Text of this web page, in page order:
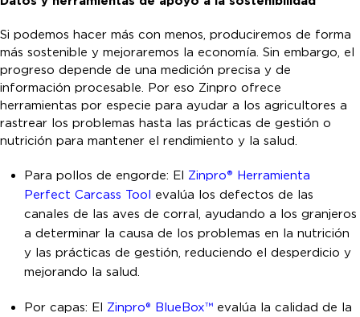
Si podemos hacer más con menos, produciremos de forma
más sostenible y mejoraremos la economía. Sin embargo, el
progreso depende de una medición precisa y de
información procesable. Por eso Zinpro ofrece
herramientas por especie para ayudar a los agricultores a
rastrear los problemas hasta las prácticas de gestión o
nutrición para mantener el rendimiento y la salud.
Para pollos de engorde: El Zinpro® Herramienta
Perfect Carcass Tool evalúa los defectos de las
canales de las aves de corral, ayudando a los granjeros
a determinar la causa de los problemas en la nutrición
y las prácticas de gestión, reduciendo el desperdicio y
mejorando la salud.
Por capas: El Zinpro® BlueBox™ evalúa la calidad de la